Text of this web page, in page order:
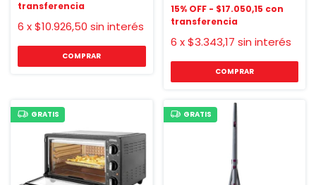
6 x$10.926,50 sin interés
$17.050,15
6 x$3.343,17 sin interés
GRATIS GRATIS